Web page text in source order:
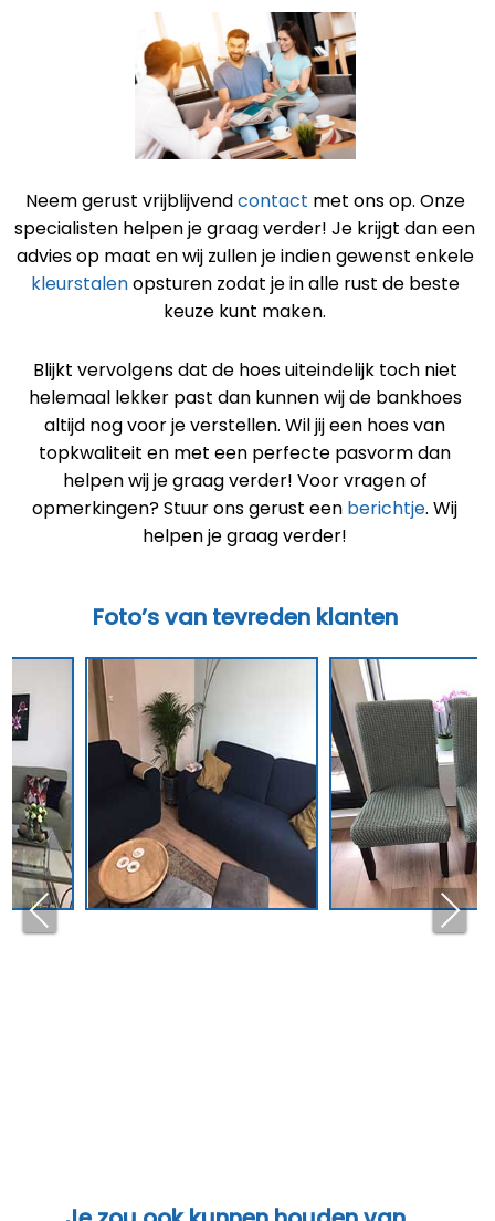
Neem gerust vrijblijvendcontact met ons op. Onze
specialisten helpen je graag verder! Je krijgt dan een
advies op maat en wij zullen je indien gewenst enkele
kleurstalenopsturen zodat je in alle rust de beste
keuze kunt maken.
Blijkt vervolgens dat de hoes uiteindelijk toch niet
helemaal lekker past dan kunnen wij de bankhoes
altijd nog voor je verstellen. Wil jij een hoes van
topkwaliteit en met een perfecte pasvorm dan
helpen wij je graag verder! Voor vragen of
opmerkingen? Stuur ons gerust een berichtje. Wij
helpen je graag verder!
Foto’s van tevreden klanten
Pre
vio
Nex
t